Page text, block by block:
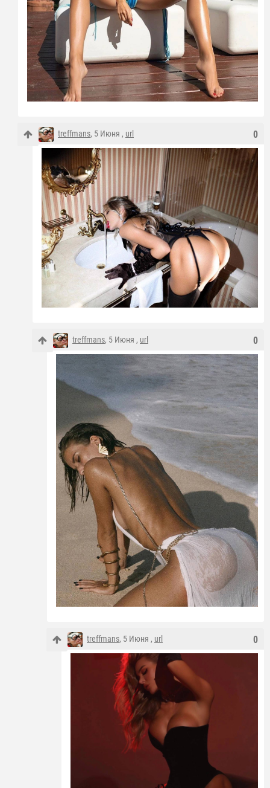
0
treffmans, 5 Июня , url
0
treffmans, 5 Июня , url
0
treffmans, 5 Июня , url